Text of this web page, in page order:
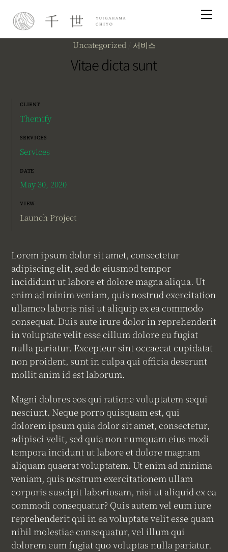
content
Uncategorized 서비스
Vitae dicta sunt
CLIENT
Themify
SERVICES
Services
DATE
May 30, 2020
VIEW
Launch Project
Lorem ipsum dolor sit amet, consectetur
adipiscing elit, sed do eiusmod tempor
incididunt ut labore et dolore magna aliqua. Ut
enim ad minim veniam, quis nostrud exercitation
ullamco laboris nisi ut aliquip ex ea commodo
consequat. Duis aute irure dolor in reprehenderit
in voluptate velit esse cillum dolore eu fugiat
nulla pariatur. Excepteur sint occaecat cupidatat
non proident, sunt in culpa qui officia deserunt
mollit anim id est laborum.
Magni dolores eos qui ratione voluptatem sequi
nesciunt. Neque porro quisquam est, qui
dolorem ipsum quia dolor sit amet, consectetur,
adipisci velit, sed quia non numquam eius modi
tempora incidunt ut labore et dolore magnam
aliquam quaerat voluptatem. Ut enim ad minima
veniam, quis nostrum exercitationem ullam
corporis suscipit laboriosam, nisi ut aliquid ex ea
commodi consequatur? Quis autem vel eum iure
reprehenderit qui in ea voluptate velit esse quam
nihil molestiae consequatur, vel illum qui
dolorem eum fugiat quo voluptas nulla pariatur.